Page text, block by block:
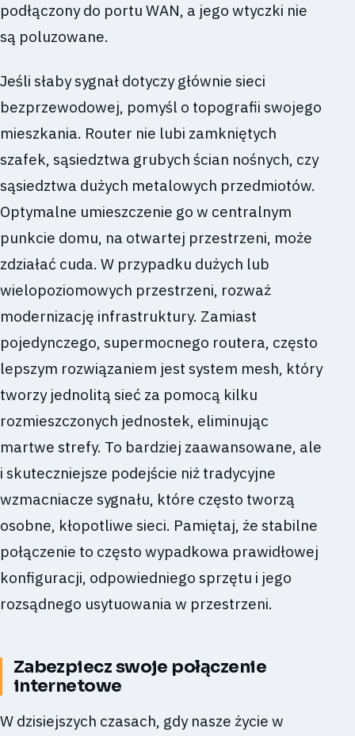
podłączony do portu WAN, a jego wtyczki nie
są poluzowane.
Jeśli słaby sygnał dotyczy głównie sieci
bezprzewodowej, pomyśl o topografii swojego
mieszkania. Router nie lubi zamkniętych
szafek, sąsiedztwa grubych ścian nośnych, czy
sąsiedztwa dużych metalowych przedmiotów.
Optymalne umieszczenie go w centralnym
punkcie domu, na otwartej przestrzeni, może
zdziałać cuda. W przypadku dużych lub
wielopoziomowych przestrzeni, rozważ
modernizację infrastruktury. Zamiast
pojedynczego, supermocnego routera, często
lepszym rozwiązaniem jest system mesh, który
tworzy jednolitą sieć za pomocą kilku
rozmieszczonych jednostek, eliminując
martwe strefy. To bardziej zaawansowane, ale
i skuteczniejsze podejście niż tradycyjne
wzmacniacze sygnału, które często tworzą
osobne, kłopotliwe sieci. Pamiętaj, że stabilne
połączenie to często wypadkowa prawidłowej
konfiguracji, odpowiedniego sprzętu i jego
rozsądnego usytuowania w przestrzeni.
Zabezpiecz swoje połączenie
internetowe
W dzisiejszych czasach, gdy nasze życie w